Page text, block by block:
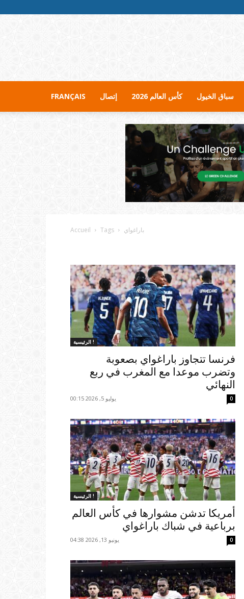
FRANÇAIS إتصال كأس العالم 2026 سباق الخيول
Accueil Tags باراغواي
الرئيسية !
فرنسا تتجاوز باراغواي بصعوبة
وتضرب موعدا مع المغرب في ربع
النهائي
يوليو 5, 2026 00:15 0
الرئيسية !
أمريكا تدشن مشوارها في كأس العالم
برباعية في شباك باراغواي
يونيو 13, 2026 04:38 0